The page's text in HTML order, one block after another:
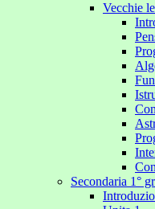
Vecchie
Secondaria 1°